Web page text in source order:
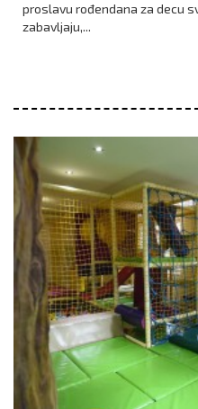
proslavu rođendana za decu
zabavljaju,...